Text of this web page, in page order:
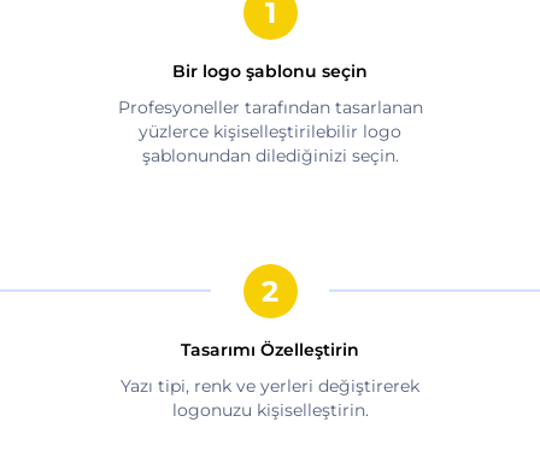
Bir logo şablonu seçin
Profesyoneller tarafından tasarlanan
yüzlerce kişiselleştirilebilir logo
şablonundan dilediğinizi seçin.
Tasarımı Özelleştirin
Yazı tipi, renk ve yerleri değiştirerek
logonuzu kişiselleştirin.